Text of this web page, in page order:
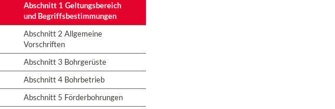
Abschnitt 1 Geltungsbereich
und Begriffsbestimmungen
Abschnitt 2 Allgemeine
Vorschriften
Abschnitt 3 Bohrgerüste
Abschnitt 4 Bohrbetrieb
Abschnitt 5 Förderbohrungen